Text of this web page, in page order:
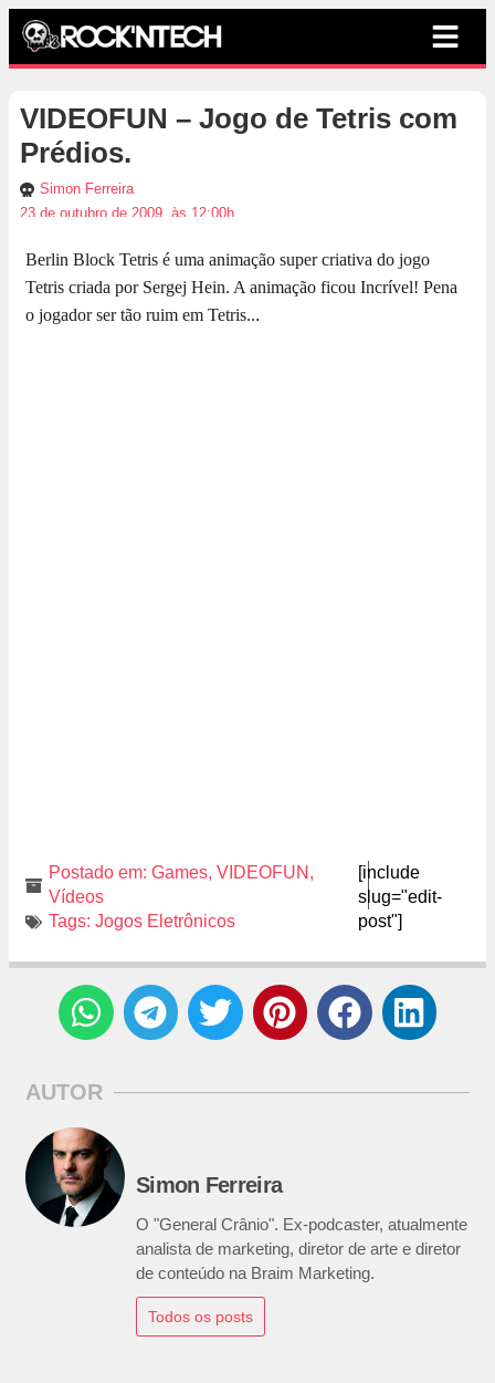
VIDEOFUN – Jogo de Tetris com
Prédios.
Simon Ferreira
23 de outubro de 2009, às 12:00h
Berlin Block Tetris é uma animação super criativa do jogo
Tetris criada por Sergej Hein. A animação ficou Incrível! Pena
o jogador ser tão ruim em Tetris...
Postado em: Games, VIDEOFUN ,
Vídeos
Tags: Jogos Eletrônicos
[include
slug="edit-
post"]
AUTOR
Simon Ferreira
O "General Crânio". Ex-podcaster, atualmente
analista de marketing, diretor de arte e diretor
de conteúdo na Braim Marketing.
Todos os posts